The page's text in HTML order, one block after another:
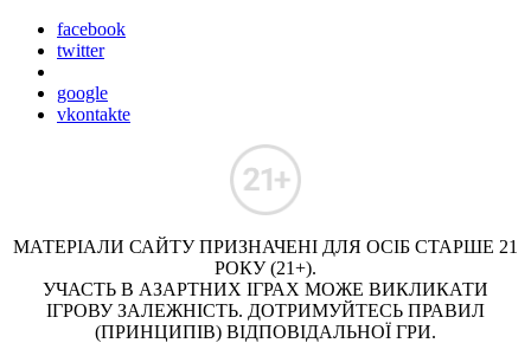
facebook
twitter
google
vkontakte
МАТЕРІАЛИ САЙТУ ПРИЗНАЧЕНІ ДЛЯ ОСІБ СТАРШЕ 21
РОКУ (21+).
УЧАСТЬ В АЗАРТНИХ ІГРАХ МОЖЕ ВИКЛИКАТИ
ІГРОВУ ЗАЛЕЖНІСТЬ. ДОТРИМУЙТЕСЬ ПРАВИЛ
(ПРИНЦИПІВ) ВІДПОВІДАЛЬНОЇ ГРИ.